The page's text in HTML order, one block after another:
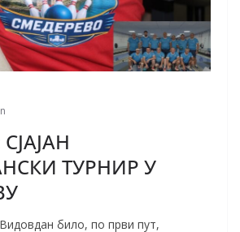
ТУРНИР У
било, по први пут,